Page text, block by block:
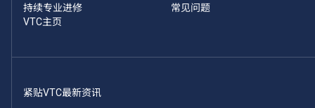
持续专业进修
VTC主页
常见问题
紧贴VTC最新资讯